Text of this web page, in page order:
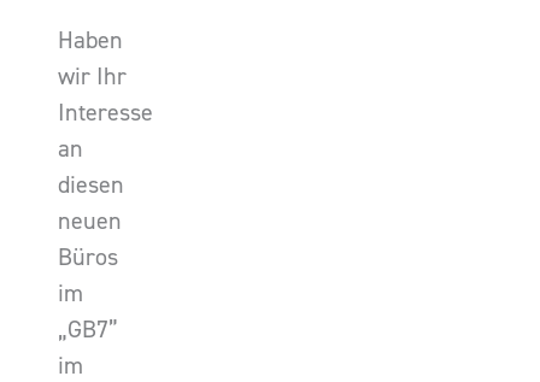
Haben
wir Ihr
Interesse
an
diesen
neuen
Büros
im
„GB7”
im